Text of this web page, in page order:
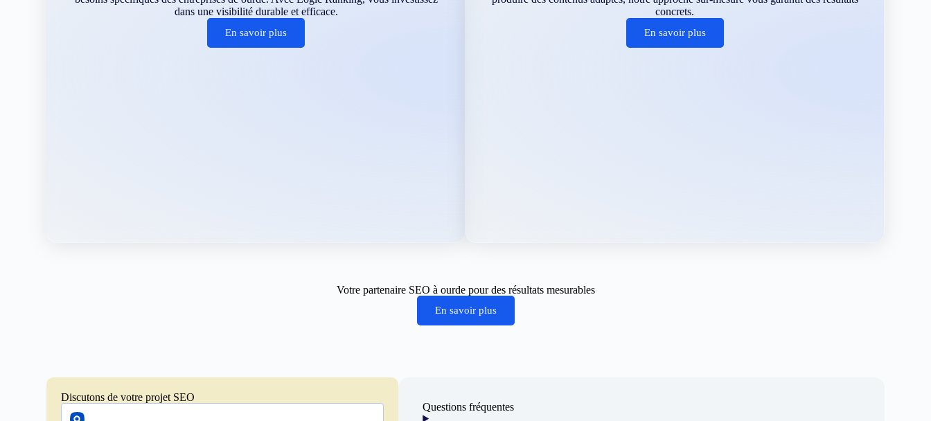
dans une visibilité durable et efficace.
En savoir plus
concrets.
En savoir plus
Votre partenaire SEO à ourde pour des résultats mesurables
En savoir plus
Discutons de votre projet SEO
Questions fréquentes